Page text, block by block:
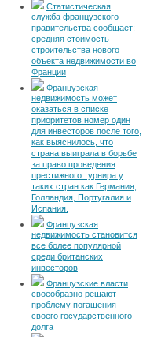
Статистическая
служба французского
правительства сообщает:
средняя стоимость
строительства нового
объекта недвижимости во
Франции
Французская
недвижимость может
оказаться в списке
приоритетов номер один
для инвесторов после того,
как выяснилось, что
страна выиграла в борьбе
за право проведения
престижного турнира у
таких стран как Германия,
Голландия, Португалия и
Испания.
Французская
недвижимость становится
все более популярной
среди британских
инвесторов
Французские власти
своеобразно решают
проблему погашения
своего государственного
долга